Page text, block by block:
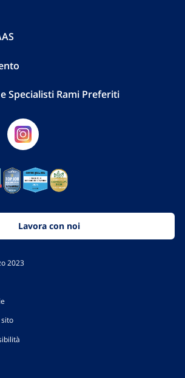
Specialisti Rami Preferiti
Lavora con noi
2023